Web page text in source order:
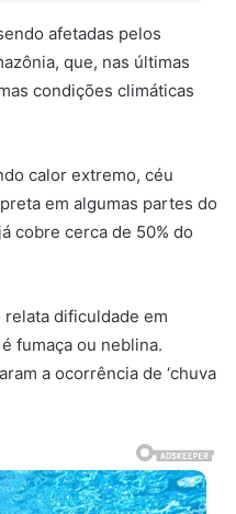
afetadas pelos
que, nas últimas
condições climáticas
calor extremo, céu
em algumas partes do
cobre cerca de 50% do
relata dificuldade em
fumaça ou neblina.
a ocorrência de ‘chuva